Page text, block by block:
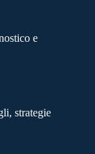
e
strategie